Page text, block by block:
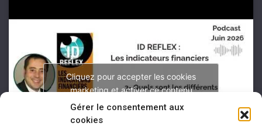
Gérer le consentement aux
cookies
Cliquez pour accepter les cookies
marketing et activer ce contenu